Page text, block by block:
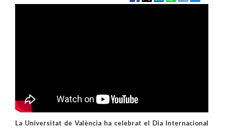
La Universitat de València ha celebrat el Dia Internacional